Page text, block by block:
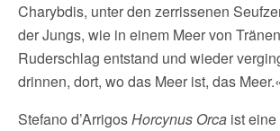
Charybdis, unter den zerrissenen
der Jungs, wie in einem Meer von
Ruderschlag entstand und wieder
drinnen, dort, wo das Meer ist, das
Stefano d’ArrigosHorcynus Orca ist